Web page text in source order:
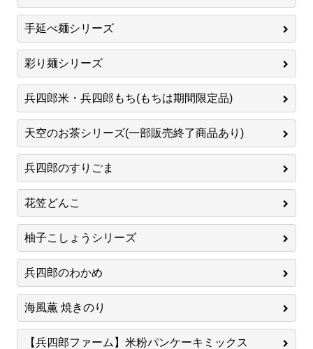
手延べ麺シリーズ
彩り麺シリーズ
兵四郎米・兵四郎もち(もちは期間限定品)
天空のお茶シリーズ(一部販売終了商品あり)
兵四郎のすりごま
花笠どんこ
柚子こしょうシリーズ
兵四郎のわかめ
海風薫 焼きのり
【兵四郎ファーム】米粉パンケーキミックス